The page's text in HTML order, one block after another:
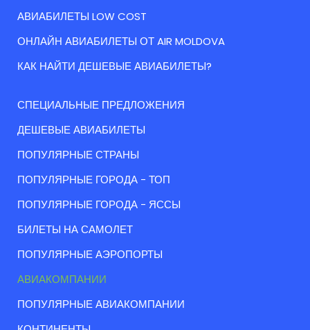
АВИАБИЛЕТЫ LOW COST
ОНЛАЙН АВИАБИЛЕТЫ ОТ AIR MOLDOVA
КАК НАЙТИ ДЕШЕВЫЕ АВИАБИЛЕТЫ?
СПЕЦИАЛЬНЫЕ ПРЕДЛОЖЕНИЯ
ДЕШЕВЫЕ АВИАБИЛЕТЫ
ПОПУЛЯРНЫЕ СТРАНЫ
ПОПУЛЯРНЫЕ ГОРОДА - ТОП
ПОПУЛЯРНЫЕ ГОРОДА - ЯССЫ
БИЛЕТЫ НА САМОЛЕТ
ПОПУЛЯРНЫЕ АЭРОПОРТЫ
АВИАКОМПАНИИ
ПОПУЛЯРНЫЕ АВИАКОМПАНИИ